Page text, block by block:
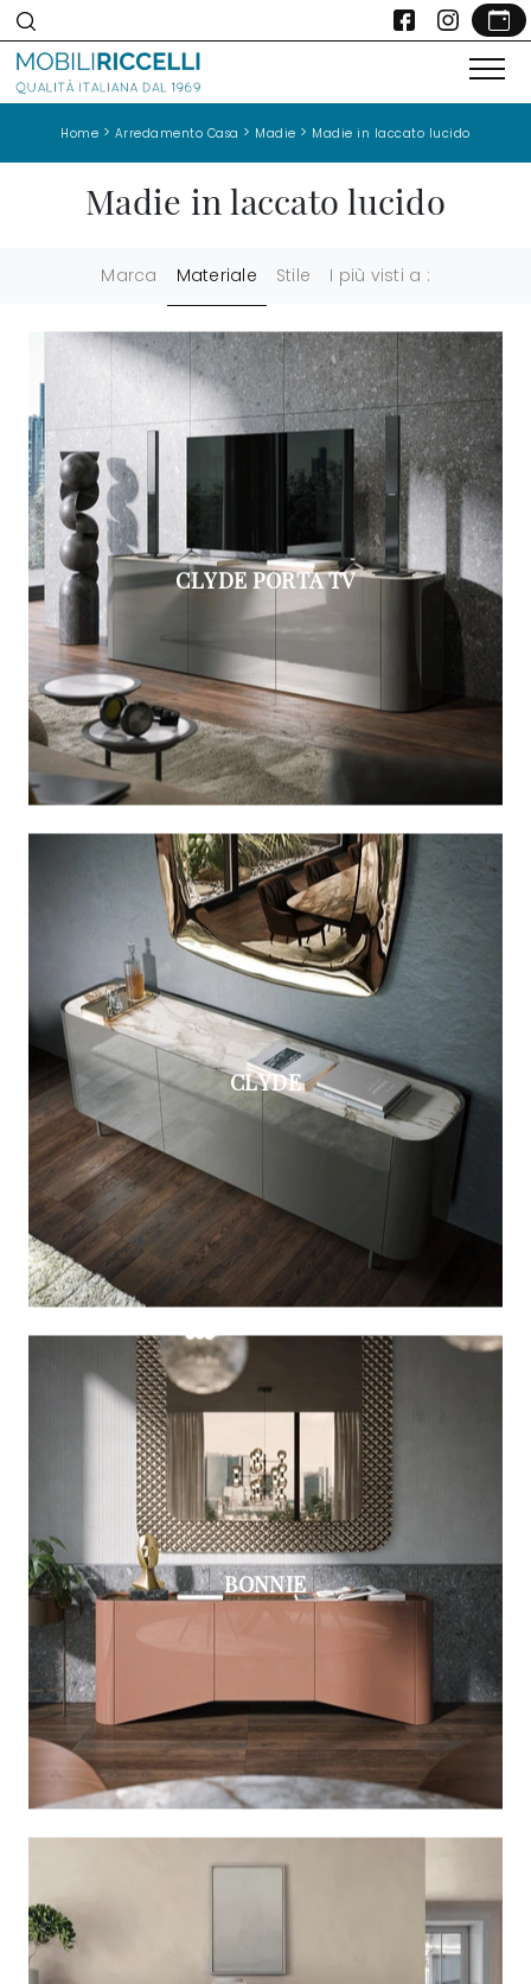
Home > Arredamento Casa > Madie > Madie in laccato lucido
Madie in laccato lucido
Marca Materiale Stile I più visti a :
CLYDE PORTA TV
CLYDE
BONNIE